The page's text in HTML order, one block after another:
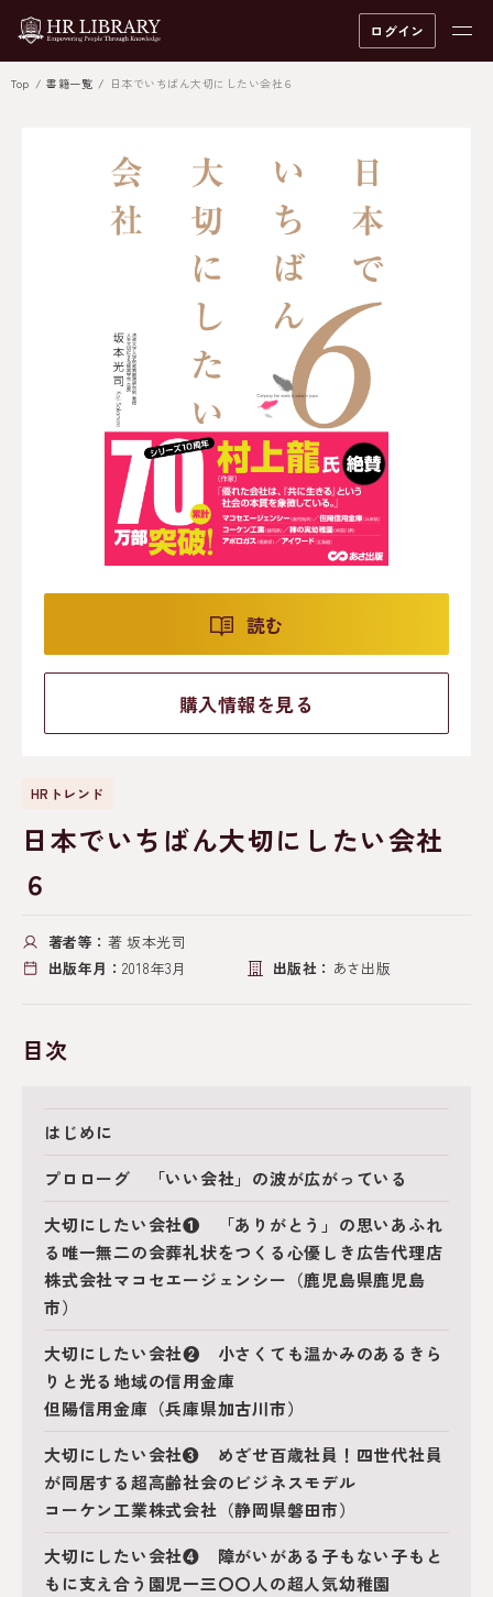
ログイン
Top 書籍一覧 日本でいちばん大切にしたい会社６
読む
購入情報を見る
HRトレンド
日本でいちばん大切にしたい会社
６
著者等： 著 坂本光司
出版年月： 2018年3月 出版社： あさ出版
目次
はじめに
プロローグ 「いい会社」の波が広がっている
大切にしたい会社❶ 「ありがとう」の思いあふれ
る唯一無二の会葬礼状をつくる心優しき広告代理店
株式会社マコセエージェンシー（鹿児島県鹿児島
市）
大切にしたい会社❷ 小さくても温かみのあるきら
りと光る地域の信用金庫
但陽信用金庫（兵庫県加古川市）
大切にしたい会社❸ めざせ百歳社員！四世代社員
が同居する超高齢社会のビジネスモデル
コーケン工業株式会社（静岡県磐田市）
大切にしたい会社❹ 障がいがある子もない子もと
もに支え合う園児一三〇〇人の超人気幼稚園